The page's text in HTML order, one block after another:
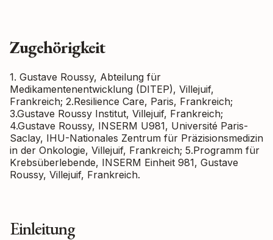
Zugehörigkeit
1. Gustave Roussy, Abteilung für
Medikamentenentwicklung (DITEP), Villejuif,
Frankreich; 2.Resilience Care, Paris, Frankreich;
3.Gustave Roussy Institut, Villejuif, Frankreich;
4.Gustave Roussy, INSERM U981, Université Paris-
Saclay, IHU-Nationales Zentrum für Präzisionsmedizin
in der Onkologie, Villejuif, Frankreich; 5.Programm für
Krebsüberlebende, INSERM Einheit 981, Gustave
Roussy, Villejuif, Frankreich.
Einleitung